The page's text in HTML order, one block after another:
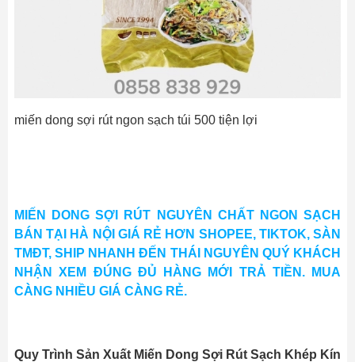
miến dong sợi rút ngon sạch túi 500 tiện lợi
MIẾN DONG SỢI RÚT NGUYÊN CHẤT NGON SẠCH
BÁN TẠI HÀ NỘI GIÁ RẺ HƠN SHOPEE, TIKTOK, SÀN
TMĐT, SHIP NHANH ĐẾN THÁI NGUYÊN QUÝ KHÁCH
NHẬN XEM ĐÚNG ĐỦ HÀNG MỚI TRẢ TIỀN. MUA
CÀNG NHIỀU GIÁ CÀNG RẺ.
Quy Trình Sản Xuất Miến Dong Sợi Rút Sạch Khép Kín